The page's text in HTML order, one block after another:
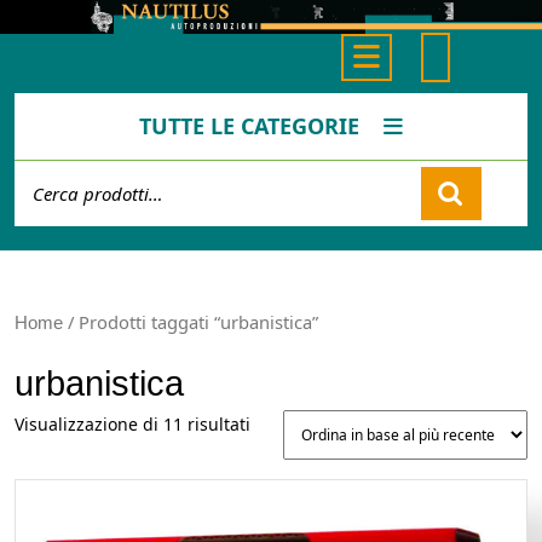
Button
TUTTE LE CATEGORIE
Cart
Home / Prodotti taggati “urbanistica”
urbanistica
Visualizzazione di 11 risultati
base
più